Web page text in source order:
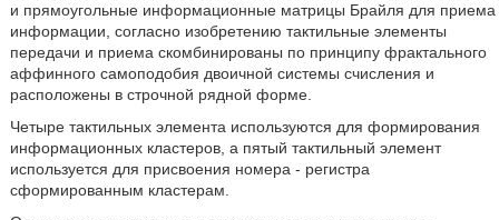
и прямоугольные информационные матрицы Брайля для приема
информации, согласно изобретению тактильные элементы
передачи и приема скомбинированы по принципу фрактального
аффинного самоподобия двоичной системы счисления и
расположены в строчной рядной форме.
Четыре тактильных элемента используются для формирования
информационных кластеров, а пятый тактильный элемент
используется для присвоения номера - регистра
сформированным кластерам.